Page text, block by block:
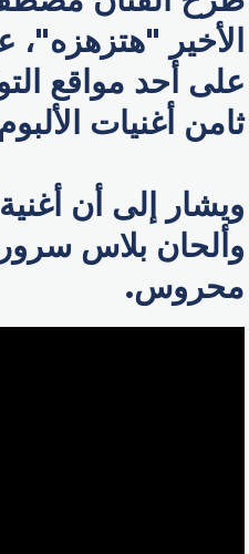
الأخير
على أحد مواقع
ثامن أغنيات
ويشار إلى أن
وألحان بلاس
محروس.